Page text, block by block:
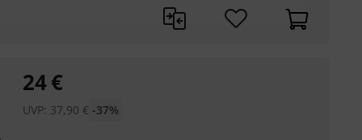
24€
UVP: 37,90 € -37%